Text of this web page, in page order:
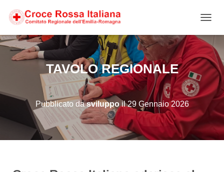
TAVOLO REGIONALE
Pubblicato dasviluppoil29 Gennaio 2026